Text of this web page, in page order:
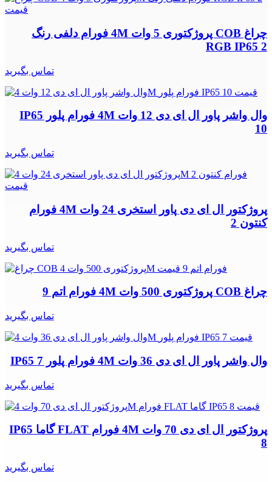
چراغ COB پروژکتوری 5 وات 4M فورام دلفی رنگ
RGB IP65 2
تماس بگیرید
وال واشر پاور ال ای دی 12 وات 4M فورام پلور IP65
10
تماس بگیرید
پروژکتور ال ای دی پاور استخری 24 وات 4M فورام
کنتون 2
تماس بگیرید
چراغ COB پروژکتوری 500 وات 4M فورام اتم 9
تماس بگیرید
وال واشر پاور ال ای دی 36 وات 4M فورام پلور IP65 7
تماس بگیرید
پروژکتور ال ای دی 70 وات 4M فورام FLAT گاما IP65
8
تماس بگیرید